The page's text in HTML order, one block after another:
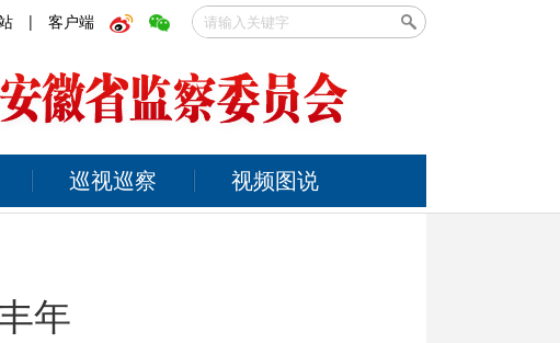
| 客户端
巡视巡察 视频图说
年